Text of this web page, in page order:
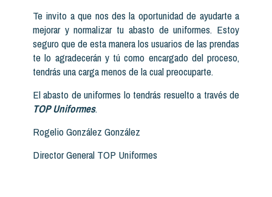
Te invito a que nos des la oportunidad de ayudarte a
mejorar y normalizar tu abasto de uniformes. Estoy
seguro que de esta manera los usuarios de las prendas
te lo agradecerán y tú como encargado del proceso,
tendrás una carga menos de la cual preocuparte.
El abasto de uniformes lo tendrás resuelto a través de
TOP Uniformes.
Rogelio González González
Director General TOP Uniformes